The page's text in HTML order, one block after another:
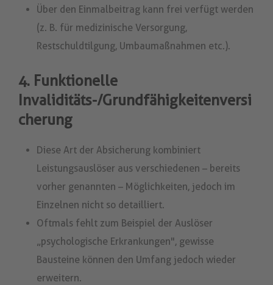
Über den Einmalbeitrag kann frei verfügt werden
(z. B. für medizinische Versorgung,
Restschuldtilgung, Umbaumaßnahmen etc.).
4. Funktionelle
Invaliditäts-/Grundfähigkeitenversi
cherung
Diese Art der Absicherung kombiniert
Leistungsauslöser aus verschiedenen – bereits
vorher genannten – Möglichkeiten, jedoch im
Einzelnen nicht so detailliert.
Oftmals fehlt zum Beispiel der Auslöser
„psychologische Erkrankungen", gewisse
Bausteine können den Umfang jedoch wieder
erweitern.